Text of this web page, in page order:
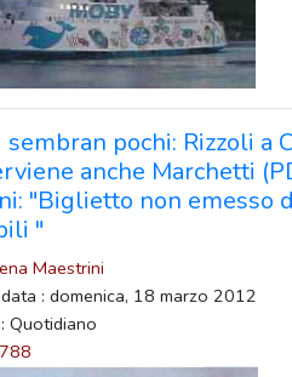
sembran pochi: Rizzoli a
anche Marchetti
"Biglietto non emesso
"
Maestrini
: domenica, 18 marzo 2012
Quotidiano